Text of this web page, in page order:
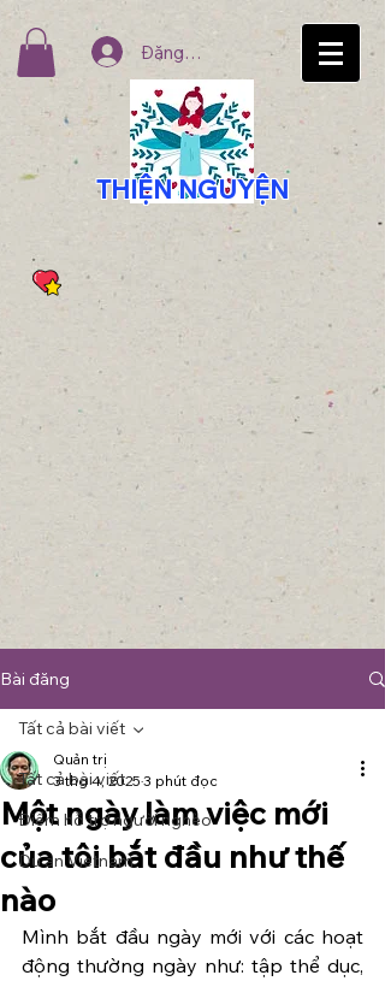
THIỆN NGUYỆN
Đăng nhập
Bài đăng
Tất cả bài viết
Điểm hỗ trợ người nghèo
Du an Vietnam
Tất cả bài viết
Một ngày làm việc mới
của tôi bắt đầu như thế
nào
Quản trị
3 thg 4, 2025 3 phút đọc
Mình bắt đầu ngày mới với các hoạt
động thường ngày như: tập thể dục,